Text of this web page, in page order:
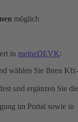
möglich
in meineDEVK:
wählen Sie Ihren Kfz-
und ergänzen Sie die
im Portal sowie in